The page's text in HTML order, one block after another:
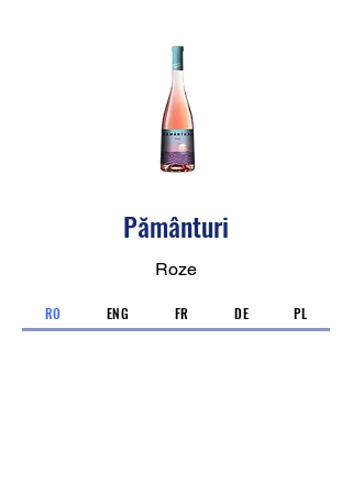
Pământuri
Roze
RO ENG FR DE PL